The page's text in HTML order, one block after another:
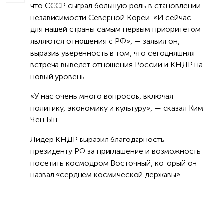
что СССР сыграл большую роль в становлении
независимости Северной Кореи. «И сейчас
для нашей страны самым первым приоритетом
являются отношения с РФ», — заявил он,
выразив уверенность в том, что сегодняшняя
встреча выведет отношения России и КНДР на
новый уровень.
«У нас очень много вопросов, включая
политику, экономику и культуру», — сказал Ким
Чен Ын.
Лидер КНДР выразил благодарность
президенту РФ за приглашение и возможность
посетить космодром Восточный, который он
назвал «сердцем космической державы».